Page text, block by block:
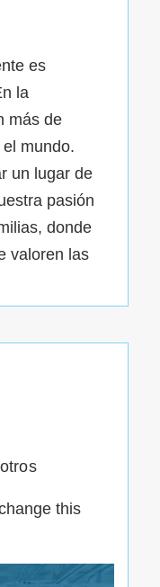
es
la
más de
mundo.
un lugar de
pasión
donde
valoren las
alcanzar
this